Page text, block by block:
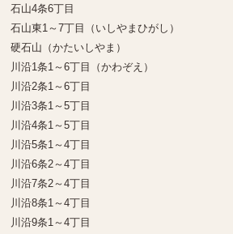
石山4条6丁目
石山東1～7丁目（いしやまひがし）
硬石山（かたいしやま）
川沿1条1～6丁目（かわぞえ）
川沿2条1～6丁目
川沿3条1～5丁目
川沿4条1～5丁目
川沿5条1～4丁目
川沿6条2～4丁目
川沿7条2～4丁目
川沿8条1～4丁目
川沿9条1～4丁目